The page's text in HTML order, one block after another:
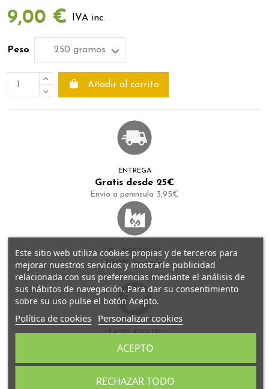
9,00 € IVA inc.
Peso
Añadir al carrito
ENTREGA
Gratis desde 25€
Envío a peninsula 3,95€
ELABORACIÓN
100% propia
Producción artersal
FABRICADO EN
España
Este sitio web utiliza cookies propias y de terceros para
mejorar nuestros servicios y mostrarle publicidad
relacionada con sus preferencias mediante el análisis de
sus hábitos de navegación. Para dar su consentimiento
sobre su uso pulse el botón Acepto.
Política de cookies Personalizar cookies
RECHAZAR TODO
ACEPTO